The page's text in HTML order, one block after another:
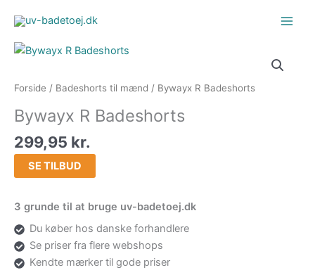
indholdet
Forside / Badeshorts til mænd / Bywayx R Badeshorts
Bywayx R Badeshorts
299,95 kr.
SE TILBUD
3 grunde til at bruge uv-badetoej.dk
Du køber hos danske forhandlere
Se priser fra flere webshops
Kendte mærker til gode priser